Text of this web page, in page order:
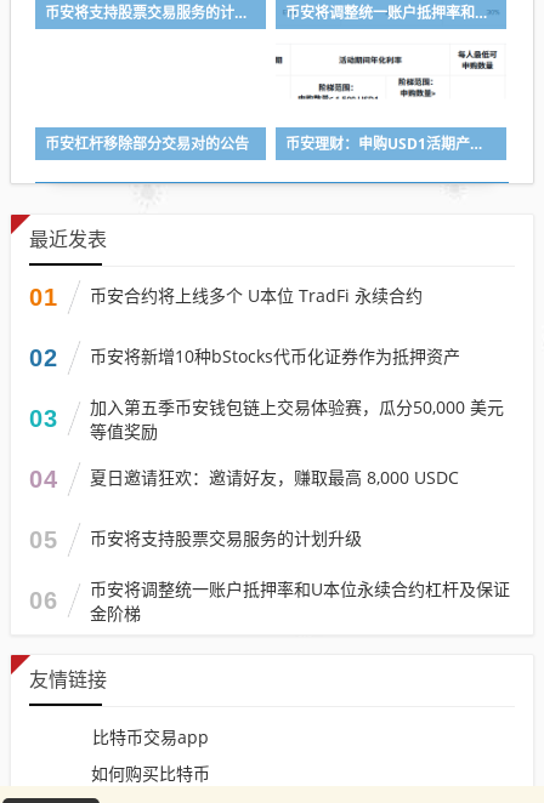
币安将支持股票交易服务的计划升级 币安将调整统一账户抵押率和U本位永续合约杠杆及保证金阶梯
币安杠杆移除部分交易对的公告 币安理财：申购USD1活期产品，前1,500 USD1可享最高8.5%年化收益率
最近发表
01 币安合约将上线多个 U本位 TradFi 永续合约
02 币安将新增10种bStocks代币化证券作为抵押资产
03
加入第五季币安钱包链上交易体验赛，瓜分50,000 美元
等值奖励
04 夏日邀请狂欢：邀请好友，赚取最高 8,000 USDC
05 币安将支持股票交易服务的计划升级
06
币安将调整统一账户抵押率和U本位永续合约杠杆及保证
金阶梯
友情链接
比特币交易app
如何购买比特币